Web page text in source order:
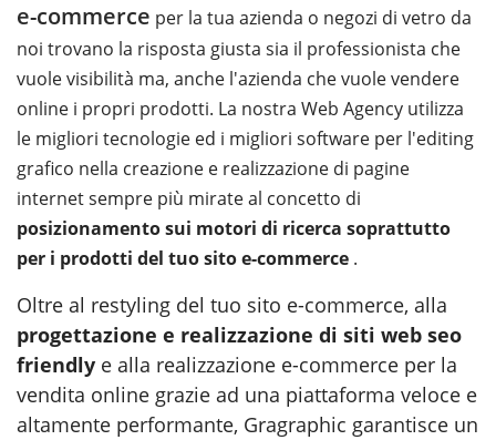
e-commerce per la tua azienda o negozi di vetro da
noi trovano la risposta giusta sia il professionista che
vuole visibilità ma, anche l'azienda che vuole vendere
online i propri prodotti. La nostra Web Agency utilizza
le migliori tecnologie ed i migliori software per l'editing
grafico nella creazione e realizzazione di pagine
internet sempre più mirate al concetto di
posizionamento sui motori di ricerca soprattutto
per i prodotti del tuo sito e-commerce .
Oltre al restyling del tuo sito e-commerce, alla
progettazione e realizzazione di siti web seo
friendly e alla realizzazione e-commerce per la
vendita online grazie ad una piattaforma veloce e
altamente performante, Gragraphic garantisce un